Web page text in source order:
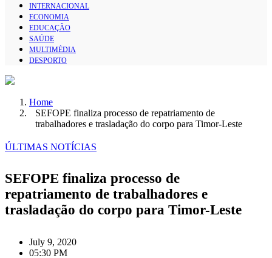
INTERNACIONAL
ECONOMIA
EDUCAÇÃO
SAÚDE
MULTIMÉDIA
DESPORTO
Home
SEFOPE finaliza processo de repatriamento de
trabalhadores e trasladação do corpo para Timor-Leste
ÚLTIMAS NOTÍCIAS
SEFOPE finaliza processo de
repatriamento de trabalhadores e
trasladação do corpo para Timor-Leste
July 9, 2020
05:30 PM